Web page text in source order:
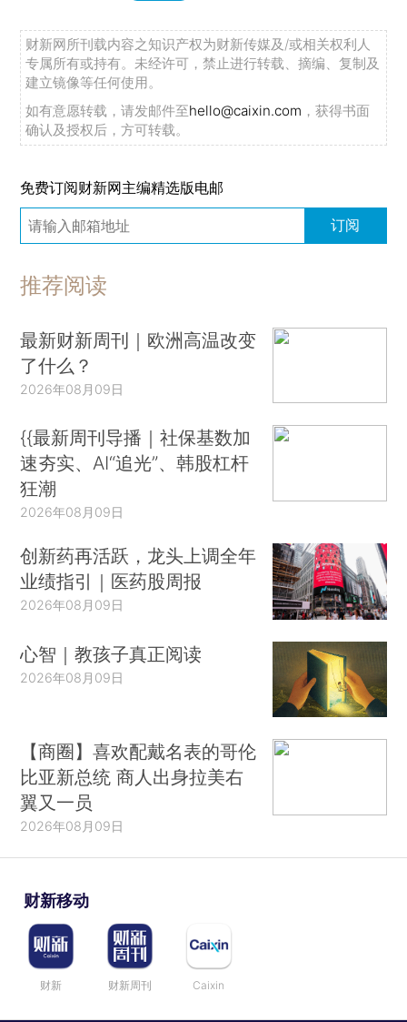
财新网所刊载内容之知识产权为财新传媒及/或相关权利人
专属所有或持有。未经许可，禁止进行转载、摘编、复制及
建立镜像等任何使用。
如有意愿转载，请发邮件至hello@caixin.com ，获得书面
确认及授权后，方可转载。
免费订阅财新网主编精选版电邮
订阅
推荐阅读
最新财新周刊｜欧洲高温改变
了什么？
2026年08月09日
{{最新周刊导播｜社保基数加
速夯实、AI“追光”、韩股杠杆
狂潮
2026年08月09日
创新药再活跃，龙头上调全年
业绩指引｜医药股周报
2026年08月09日
心智｜教孩子真正阅读
2026年08月09日
【商圈】喜欢配戴名表的哥伦
比亚新总统 商人出身拉美右
翼又一员
2026年08月09日
财新移动
财新 财新周刊 Caixin